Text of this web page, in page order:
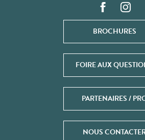
BROCHURES
FOIRE AUX
PARTENAIRES /
NOUS